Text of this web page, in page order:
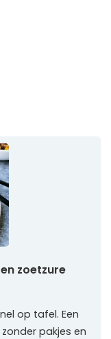
zoetzure
op tafel. Een
pakjes en